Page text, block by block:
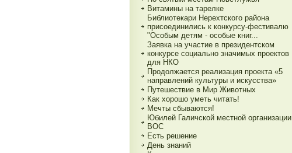
Витамины на тарелке
Библиотекари Нерехтского района
присоединились к конкурсу-фестивалю
"Особым детям - особые книг...
Заявка на участие в президентском
конкурсе социально значимых проектов
для НКО
Продолжается реализация проекта «5
направлений культуры и искусства»
Путешествие в Мир Животных
Как хорошо уметь читать!
Мечты сбываются!
Юбилей Галичской местной организации
ВОС
Есть решение
День знаний